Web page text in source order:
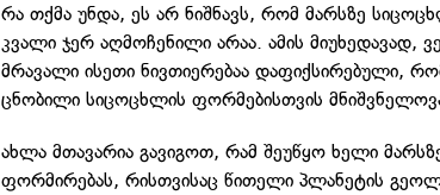
რა თქმა უნდა, ეს არ ნიშნავს, რომ მარსზე
კვალი ჯერ აღმოჩენილი არაა. ამის მიუხედავად,
მრავალი ისეთი ნივთიერებაა დაფიქსირებული,
ცნობილი სიცოცხლის ფორმებისთვის
ახლა მთავარია გავიგოთ, რამ შეუწყო ხელი
ფორმირებას, რისთვისაც წითელი პლანეტის